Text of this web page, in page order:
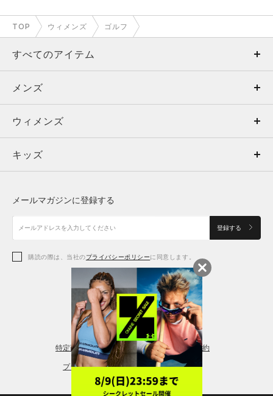
TOP ウィメンズ ゴルフ
すべてのアイテム
メンズ
ウィメンズ
キッズ
アクセサリー
メンズ
トップス
ボトムス
アクセサリー
ウィメンズ
トップス
シューズ
アクセサリー
レギンス＆タイツ
キッズ
シューズ
メールマガジンに登録する
登録する
購読の際は、当社のプライバシーポリシーに同意します。
特定商取引法に基づく通販の表記 会員規約
プライバシーポリシー